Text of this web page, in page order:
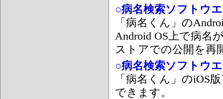
○病名検索ソフトウ
「病名くん」の
Android OS上で病名
ストアでの公開を再
○病名検索ソフトウ
「病名くん」のiOS
できます。